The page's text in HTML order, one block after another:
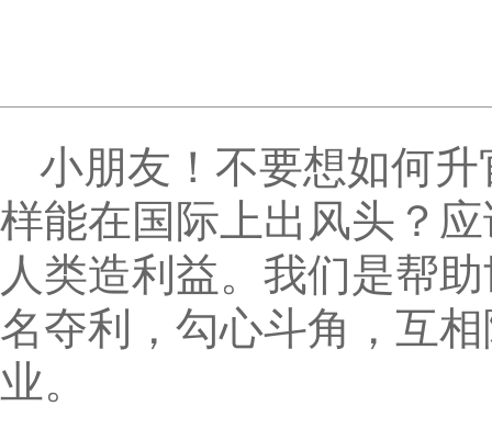
小朋友！不要想如何
样能在国际上出风头？
人类造利益。我们是帮
名夺利，勾心斗角，互
业。